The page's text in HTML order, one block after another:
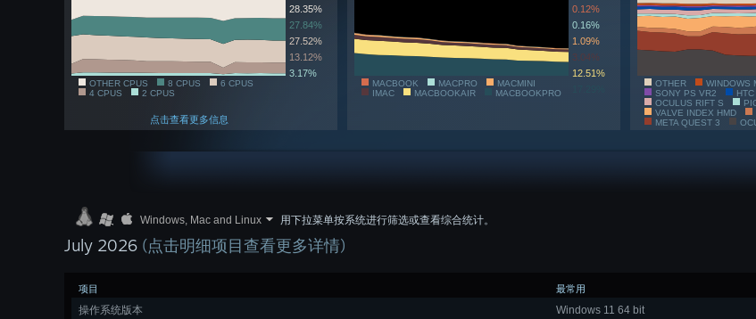
28.35%
27.84%
27.52%
13.12%
3.17%
OTHER CPUS 8 CPUS
6 CPUS
4 CPUS
2 CPUS
点击查看更多信息
0.12%
0.16%
1.09%
3.04%
12.51%
MACBOOK MACPRO
MACMINI
IMAC
MACBOOKAIR MACBOOKPRO
OTHER
WINDOWS
SONY PS VR2
OCULUS RIFT S
VALVE INDEX HMD
META QUEST 3
Windows, Mac and Linux 用下拉菜单按系统进行筛选或查看综合统计。
July 2026 (点击明细项目查看更多详情)
项目 最常用
操作系统版本 Windows 11 64 bit